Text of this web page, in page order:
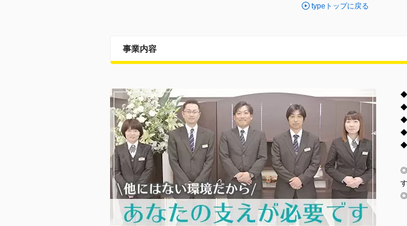
typeトップに戻る
事業内容
◆
◆
◆
◆
◆
◎
す
◎